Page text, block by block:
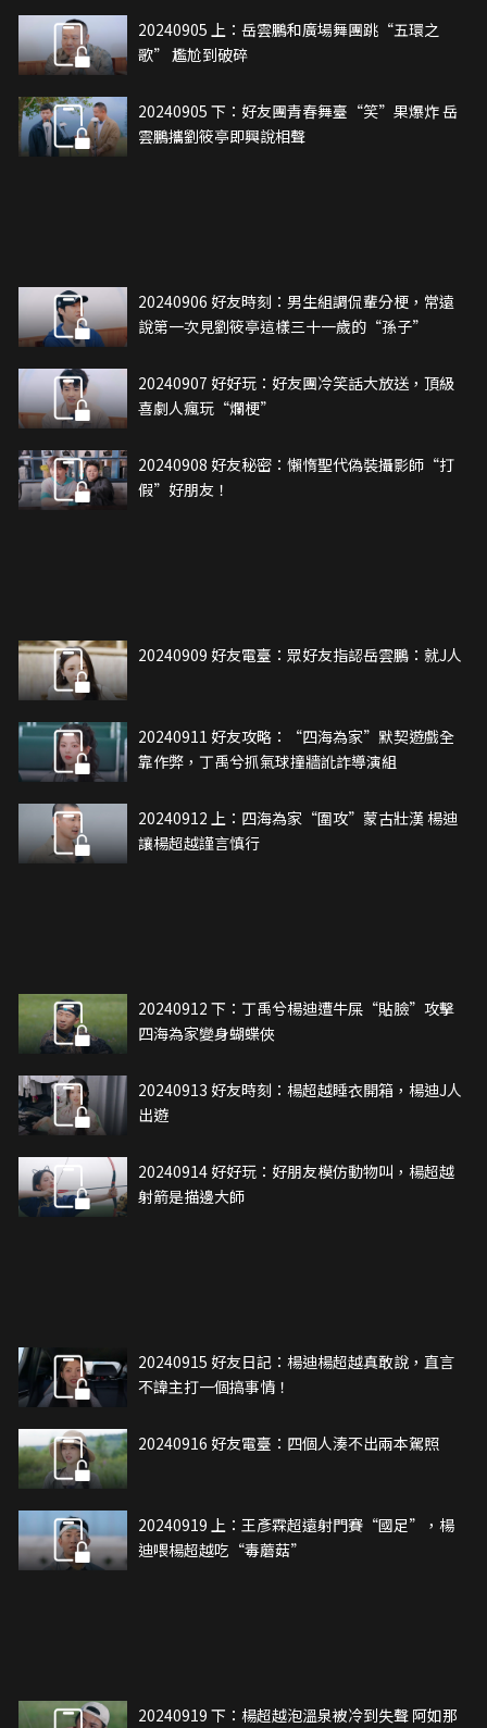
20240905 上：岳雲鵬和廣場舞團跳“五環之
歌” 尷尬到破碎
20240905 下：好友團青春舞臺“笑”果爆炸 岳
雲鵬攜劉筱亭即興說相聲
20240906 好友時刻：男生組調侃輩分梗，常遠
說第一次見劉筱亭這樣三十一歲的“孫子”
20240907 好好玩：好友團冷笑話大放送，頂級
喜劇人瘋玩“爛梗”
20240908 好友秘密：懶惰聖代偽裝攝影師“打
假”好朋友！
20240909 好友電臺：眾好友指認岳雲鵬：就J人
20240911 好友攻略：“四海為家”默契遊戲全
靠作弊，丁禹兮抓氣球撞牆訛詐導演組
20240912 上：四海為家“圍攻”蒙古壯漢 楊迪
讓楊超越謹言慎行
20240912 下：丁禹兮楊迪遭牛屎“貼臉”攻擊
四海為家變身蝴蝶俠
20240913 好友時刻：楊超越睡衣開箱，楊迪J人
出遊
20240914 好好玩：好朋友模仿動物叫，楊超越
射箭是描邊大師
20240915 好友日記：楊迪楊超越真敢說，直言
不諱主打一個搞事情！
20240916 好友電臺：四個人湊不出兩本駕照
20240919 上：王彥霖超遠射門賽“國足”，楊
迪喂楊超越吃“毒蘑菇”
20240919 下：楊超越泡溫泉被冷到失聲 阿如那